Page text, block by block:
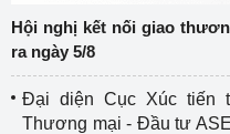
Hội nghị kết nối giao
ra ngày 5/8
Đại diện Cục Xúc tiến
Thương mại - Đầu tư